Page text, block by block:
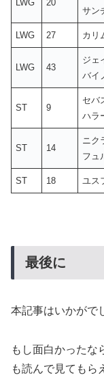
LWG 20
サン
LWG 27 カリ
LWG 43
ジェ
バイ
ST 9
セバ
ハラ
ST 14
ニク
フュ
ST 18 ユス
最後に
本記事はいかがで
もし面白かったな
も読んで見てもら